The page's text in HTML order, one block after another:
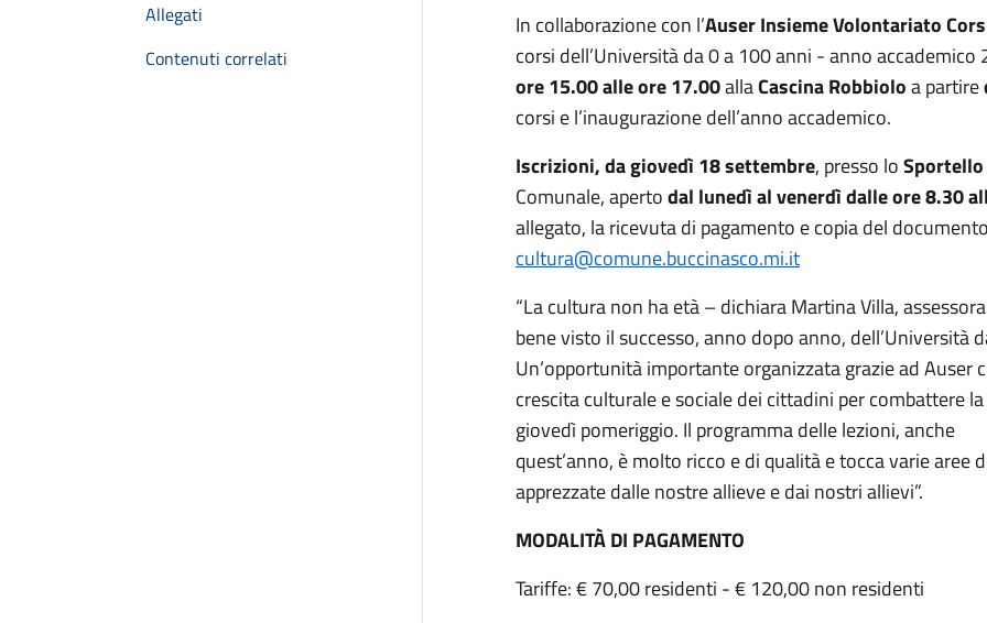
Allegati
Contenuti correlati
In collaborazione con l’Auser Insieme Volontariato
corsi dell’Università da 0 a 100 anni - anno
ore 15.00 alle ore 17.00allaCascina Robbioloa partire
corsi e l’inaugurazione dell’anno accademico.
Iscrizioni, da giovedì 18 settembre, presso lo
Comunale, apertodal lunedì al venerdì dalle ore 8.30
allegato, la ricevuta di pagamento e copia del
cultura@comune.buccinasco.mi.it
“La cultura non ha età – dichiara Martina Villa,
bene visto il successo, anno dopo anno, dell’Università
Un’opportunità importante organizzata grazie ad Auser
crescita culturale e sociale dei cittadini per combattere
giovedì pomeriggio. Il programma delle lezioni, anche
quest’anno, è molto ricco e di qualità e tocca varie aree
apprezzate dalle nostre allieve e dai nostri allievi”.
MODALITÀ DI PAGAMENTO
Tariffe: € 70,00 residenti - € 120,00 non residenti